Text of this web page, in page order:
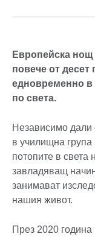
Европейска нощ
повече от десет
едновременно в
по света.
Независимо дали
в училищна
потопите в света
завладяващ
занимават
нашия живот.
През 2020